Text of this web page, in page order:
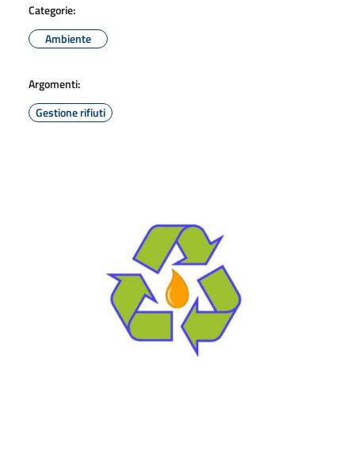
Categorie:
Ambiente
Argomenti:
Gestione rifiuti